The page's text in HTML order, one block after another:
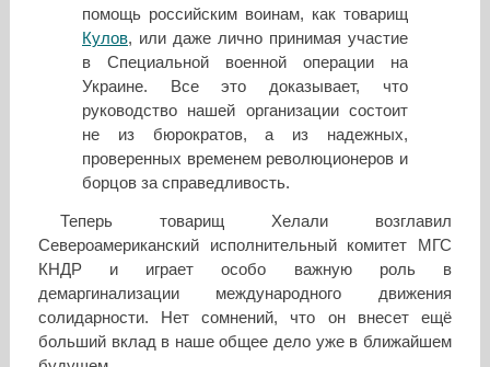
помощь российским воинам, как товарищ
Кулов, или даже лично принимая участие
в Специальной военной операции на
Украине. Все это доказывает, что
руководство нашей организации состоит
не из бюрократов, а из надежных,
проверенных временем революционеров и
борцов за справедливость.
Теперь товарищ Хелали возглавил
Североамериканский исполнительный комитет МГС
КНДР и играет особо важную роль в
демаргинализации международного движения
солидарности. Нет сомнений, что он внесет ещё
больший вклад в наше общее дело уже в ближайшем